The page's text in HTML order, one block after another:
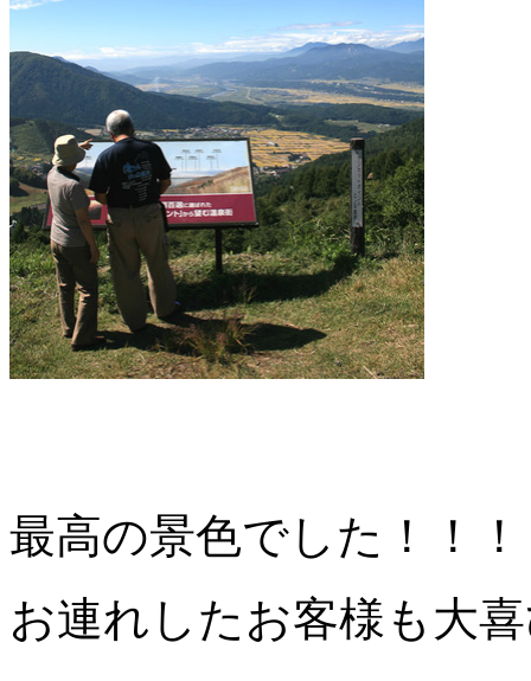
最高の景色でした！！！
お連れしたお客様も大